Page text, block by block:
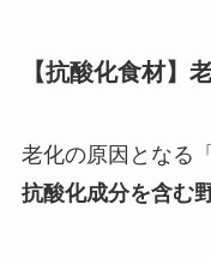
【抗酸化食材】
老化の原因となる
抗酸化成分を含む